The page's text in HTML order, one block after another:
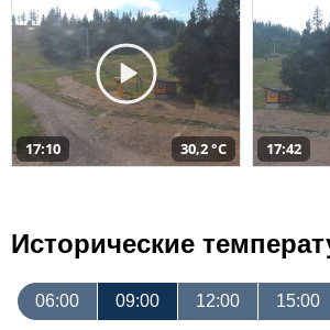
17:10 30,2 °C 17:42
Исторические
06:00 09:00 12:00 15:00